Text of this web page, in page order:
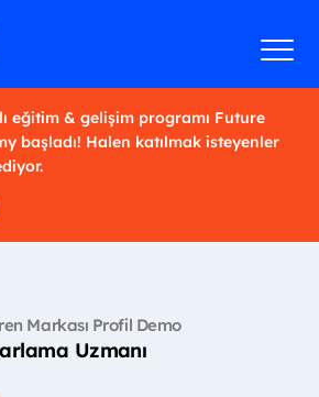
eğitim & gelişim programı Future
başladı! Halen katılmak isteyenler
Markası Profil Demo
Uzmanı